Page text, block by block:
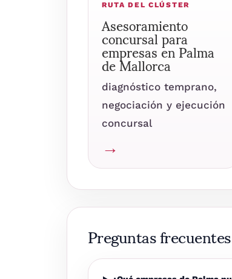
RUTA DEL CLÚSTER
Asesoramiento
concursal para
empresas en Palma
de Mallorca
diagnóstico temprano,
negociación y ejecución
concursal
→
Preguntas frecuentes